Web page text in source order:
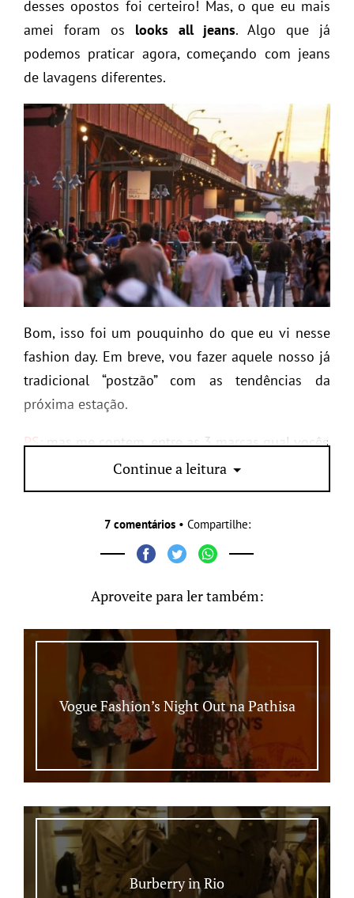
desses opostos foi certeiro! Mas, o que eu mais
amei foram os looks all jeans. Algo que já
podemos praticar agora, começando com jeans
de lavagens diferentes.
Bom, isso foi um pouquinho do que eu vi nesse
fashion day. Em breve, vou fazer aquele nosso já
tradicional “postzão” com as tendências da
próxima estação.
PS:mas me contem, entre as 3 marcas qual vocês
gostaram mais?Continue a leitura
7 comentários• Compartilhe:
Aproveite para ler também:
Vogue Fashion’s Night Out na Pathisa
Burberry in Rio